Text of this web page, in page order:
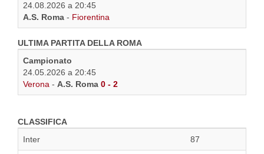
24.08.2026 a 20:45
A.S. Roma - Fiorentina
ULTIMA PARTITA DELLA ROMA
Campionato
24.05.2026 a 20:45
Verona - A.S. Roma 0 - 2
CLASSIFICA
Inter
87